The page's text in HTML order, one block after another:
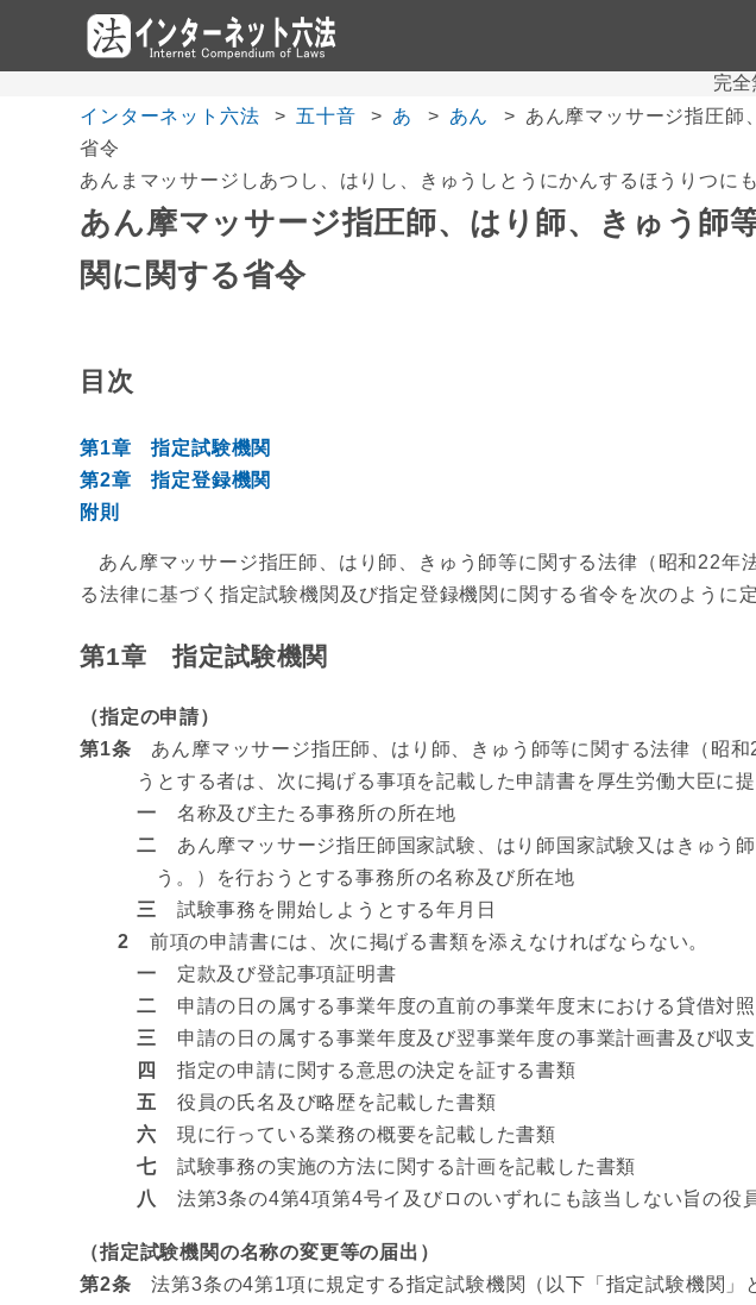
完全
インターネット六法
五十音 あ あん
あん摩マッサージ指圧師
省令
あんまマッサージしあつし、はりし、きゅうしとうにかんするほうりつ
あん摩マッサージ指圧師、はり師、きゅう師
関に関する省令
目次
第1章 指定試験機関
第2章 指定登録機関
附則
あん摩マッサージ指圧師、はり師、きゅう師等に関する法律（昭和22
る法律に基づく指定試験機関及び指定登録機関に関する省令を次のように定
第1章 指定試験機関
（指定の申請）
第1条 あん摩マッサージ指圧師、はり師、きゅう師等に関する法律（昭
うとする者は、次に掲げる事項を記載した申請書を厚生労働大臣に
一 名称及び主たる事務所の所在地
二 あん摩マッサージ指圧師国家試験、はり師国家試験又はきゅう
う。）を行おうとする事務所の名称及び所在地
三
試験事務を開始しようとする年月日
2 前項の申請書には、次に掲げる書類を添えなければならない。
一 定款及び登記事項証明書
二 申請の日の属する事業年度の直前の事業年度末における貸借対
三
申請の日の属する事業年度及び翌事業年度の事業計画書及び収
四
指定の申請に関する意思の決定を証する書類
五 役員の氏名及び略歴を記載した書類
六 現に行っている業務の概要を記載した書類
七 試験事務の実施の方法に関する計画を記載した書類
八
法第3条の4第4項第4号イ及びロのいずれにも該当しない旨の役
（指定試験機関の名称の変更等の届出）
第2条 法第3条の4第1項に規定する指定試験機関（以下「指定試験機関